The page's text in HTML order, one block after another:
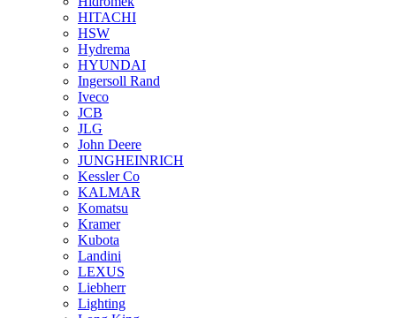
HITACHI
HSW
Hydrema
HYUNDAI
Ingersoll Rand
Iveco
JCB
JLG
John Deere
JUNGHEINRICH
Kessler Co
KALMAR
Komatsu
Kramer
Kubota
Landini
LEXUS
Liebherr
Lighting